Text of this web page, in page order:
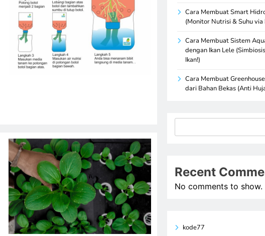
Cara Membuat Smart
(Monitor Nutrisi & Suhu via
Cara Membuat Sistem
dengan Ikan Lele
Ikan!)
Cara Membuat
dari Bahan Bekas (Anti
Recent
No comments to show.
kode77